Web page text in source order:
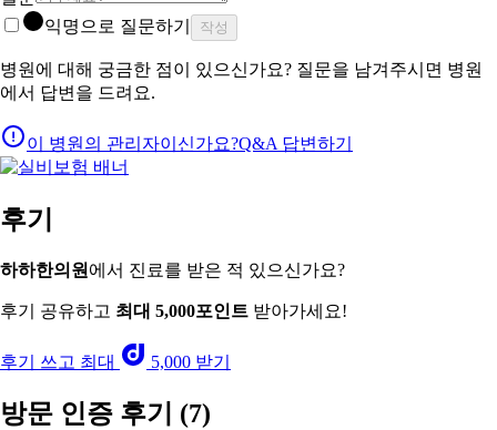
익명으로 질문하기
작성
병원에 대해 궁금한 점이 있으신가요? 질문을 남겨주시면 병원
에서 답변을 드려요.
이 병원의 관리자이신가요?Q&A 답변하기
후기
하하한의원 에서 진료를 받은 적 있으신가요?
후기 공유하고 최대 5,000포인트 받아가세요!
후기 쓰고 최대 5,000 받기
방문 인증 후기 (7)